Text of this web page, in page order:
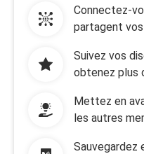
Connectez-
partagent
Suivez vos
obtenez plus
Mettez en
les autres